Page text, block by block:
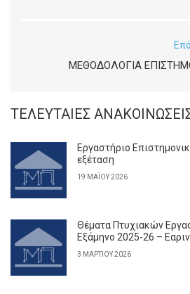
ΜΕΘΟΔΟΛΟΓΊΑ
ΤΕΛΕΥΤΑΊΕΣ
Εργαστήριο
εξέταση
19 ΜΑΪ́ΟΥ 2026
Θέματα Πτυχιακών
Εξάμηνο 2025-26 –
3 ΜΑΡΤΊΟΥ 2026